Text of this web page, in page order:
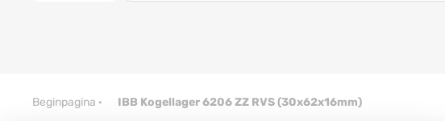
Beginpagina · IBB Kogellager 6206 ZZ RVS (30x62x16mm)